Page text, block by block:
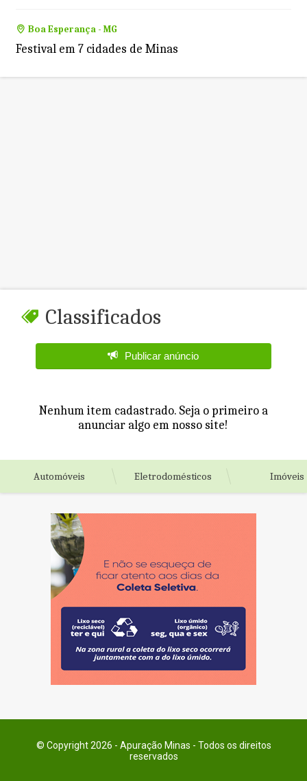
Boa Esperança - MG
Festival em 7 cidades de Minas
Classificados
Publicar anúncio
Nenhum item cadastrado. Seja o primeiro a
anunciar algo em nosso site!
Automóveis Eletrodomésticos Imóveis
© Copyright 2026 - Apuração Minas - Todos os direitos
reservados